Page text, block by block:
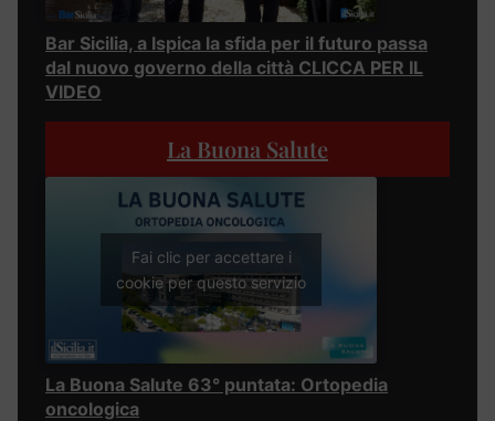
Bar Sicilia, a Ispica la sfida per il futuro passa
dal nuovo governo della città CLICCA PER IL
VIDEO
La Buona Salute
Fai clic per accettare i
cookie per questo servizio
La Buona Salute 63° puntata: Ortopedia
oncologica